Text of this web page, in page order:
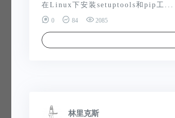
在Linux下安装setuptools和pip工...
0 84 2085
林里克斯